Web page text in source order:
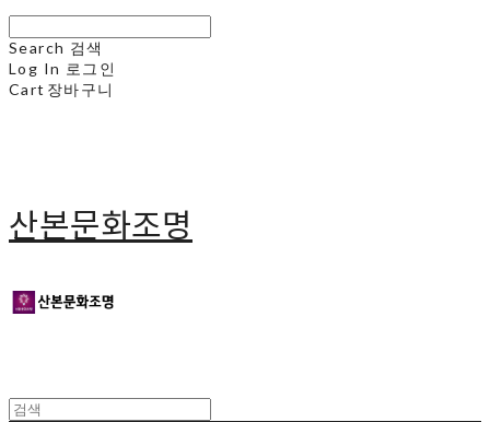
Search 검색
Log In 로그인
Cart 장바구니
산본문화조명